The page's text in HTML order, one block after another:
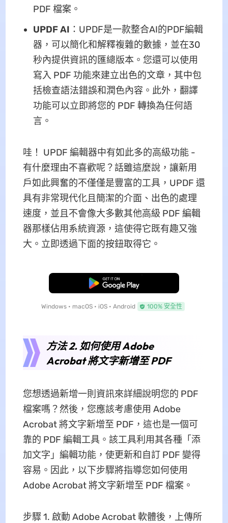
PDF 檔案。
UPDF AI ：UPDF是一款整合AI的PDF編輯
器，可以簡化和解釋複雜的數據，並在30
秒內提供資訊的匯總版本。您還可以使用
寫入 PDF 功能來建立出色的文章，其中包
括檢查語法錯誤和潤色內容。此外，翻譯
功能可以立即將您的 PDF 轉換為任何語
言。
哇！ UPDF 編輯器中有如此多的高級功能 -
有什麼理由不喜歡呢？話雖這麼說，讓新用
戶如此興奮的不僅僅是豐富的工具，UPDF 還
具有非常現代化且簡潔的介面、出色的處理
速度，並且不會像大多數其他高級 PDF 編輯
器那樣佔用系統資源，這使得它既有趣又強
大。立即透過下面的按鈕取得它。
免費下載
Windows • macOS • iOS • Android 100% 安全性
方法 2. 如何使用 Adob​​e
Acrobat 將文字新增至 PDF
您想透過新增一則資訊來詳細說明您的 PDF
檔案嗎？然後，您應該考慮使用 Adob​​e
Acrobat 將文字新增至 PDF，這也是一個可
靠的 PDF 編輯工具。該工具利用其各種「添
加文字」編輯功能，使更新和自訂 PDF 變得
容易。因此，以下步驟將指導您如何使用
Adob​​e Acrobat 將文字新增至 PDF 檔案。
步驟 1. 啟動 Adob​​e Acrobat 軟體後，上傳所